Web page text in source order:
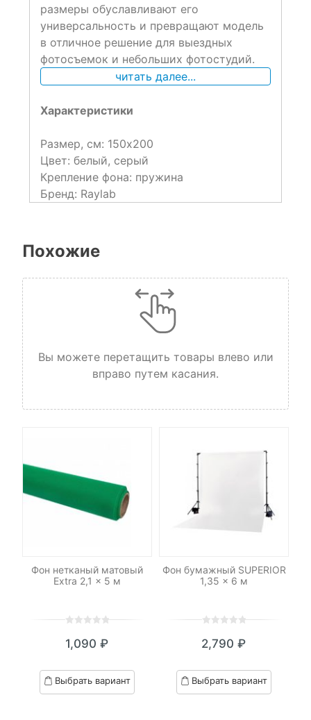
размеры обуславливают его
универсальность и превращают модель
в отличное решение для выездных
фотосъемок и небольших фотостудий.
читать далее...
Характеристики
Размер, см: 150х200
Цвет: белый, серый
Крепление фона: пружина
Бренд: Raylab
Похожие
Вы можете перетащить товары влево или
вправо путем касания.
Фон нетканый матовый
Extra 2,1 x 5 м
out
based
on
1,090 ₽
Выбрать вариант
Фон бумажный SUPERIOR
1,35 x 6 м
out
based
on
2,790 ₽
Выбрать вариант